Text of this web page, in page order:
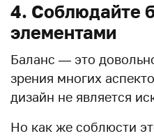
4. Соблюдайте
элементами
Баланс — это
зрения многих
дизайн не является
Но как же соблюсти